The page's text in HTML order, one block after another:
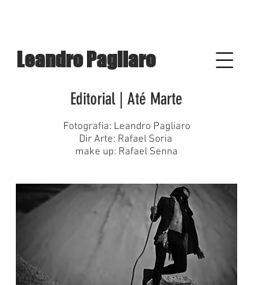
Leandro Pagliaro
Editorial | Até Marte
Fotografia: Leandro Pagliaro
Dir Arte: Rafael Soria
make up: Rafael Senna